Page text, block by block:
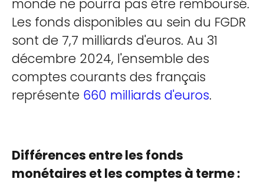
monde ne pourra pas être remboursé.
Les fonds disponibles au sein du FGDR
sont de 7,7 milliards d'euros. Au 31
décembre 2024, l'ensemble des
comptes courants des français
représente 660 milliards d'euros.
Différences entre les fonds
monétaires et les comptes à terme :